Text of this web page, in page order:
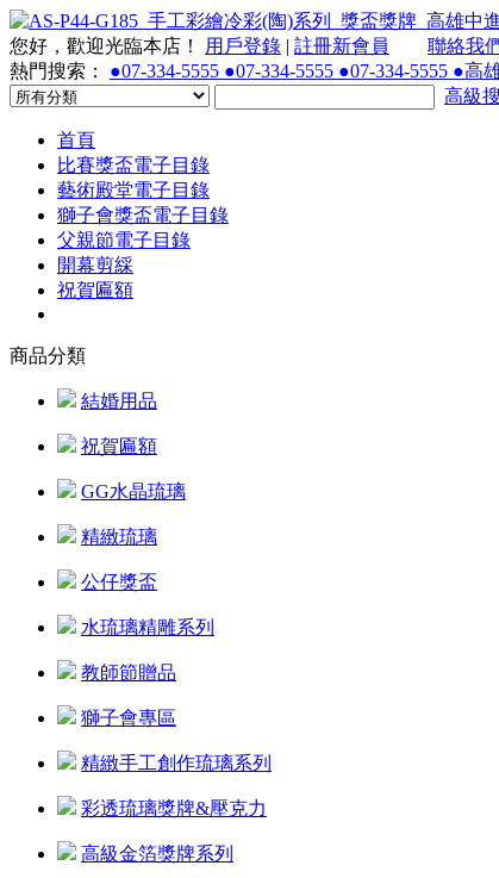
您好，歡迎光臨本店！ 用戶登錄 | 註冊新會員
聯絡我
熱門搜索： ●07-334-5555 ●07-334-5555 ●07-334-5555 ●
高級
首頁
比賽獎盃電子目錄
藝術殿堂電子目錄
獅子會獎盃電子目錄
父親節電子目錄
開幕剪綵
祝賀匾額
商品分類
結婚用品
祝賀匾額
GG水晶琉璃
精緻琉璃
公仔獎盃
水琉璃精雕系列
教師節贈品
獅子會專區
精緻手工創作琉璃系列
彩透琉璃獎牌&壓克力
高級金箔獎牌系列